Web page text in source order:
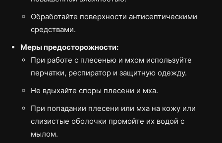
Обработайте поверхности антисептическими
средствами.
Меры предосторожности:
При работе с плесенью и мхом используйте
перчатки, респиратор и защитную одежду.
Не вдыхайте споры плесени и мха.
При попадании плесени или мха на кожу или
слизистые оболочки промойте их водой с
мылом.